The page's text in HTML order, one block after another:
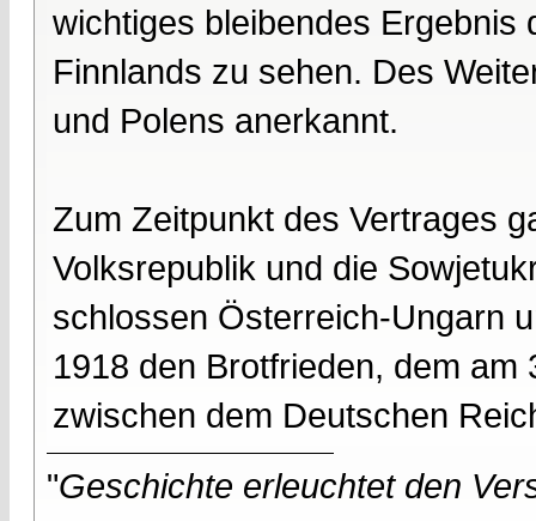
wichtiges bleibendes Ergebnis
Finnlands zu sehen. Des
und Polens anerkannt.
Zum Zeitpunkt des Vertrages
Volksrepublik und die
schlossen Österreich-Ungarn
1918 den Brotfrieden, dem
zwischen dem Deutschen
"Geschichte erleuchtet den